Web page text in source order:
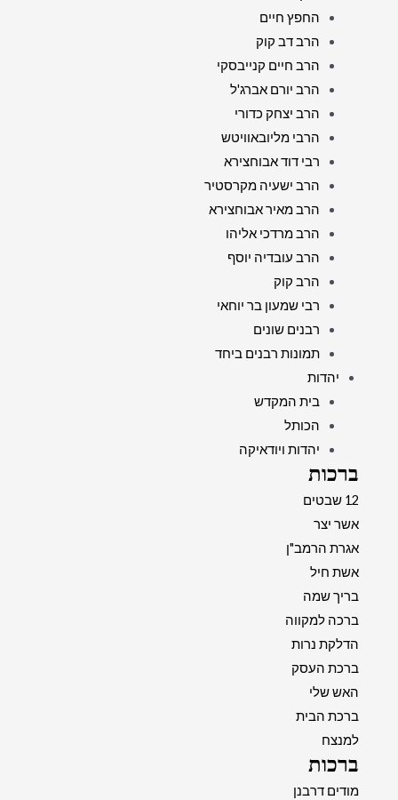
החפץ חיים
הרב דב קוק
הרב חיים קנייבסקי
הרב יורם אברג'ל
הרב יצחק כדורי
הרבי מליובאוויטש
רבי דוד אבוחצירא
הרב ישעיה מקרסטיר
הרב מאיר אבוחצירא
הרב מרדכי אליהו
הרב עובדיה יוסף
הרב קוק
רבי שמעון בר יוחאי
רבנים שונים
תמונות רבנים ביחד
יהדות
בית המקדש
הכותל
יהדות ויודאיקה
ברכות
12 שבטים
אשר יצר
אגרת הרמב"ן
אשת חיל
בריך שמה
ברכה למקווה
הדלקת נרות
ברכת העסק
האש שלי
ברכת הבית
למנצח
ברכות
מודים דרבנן